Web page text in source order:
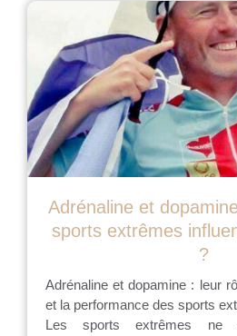
Adrénaline et
sports extrêmes
?
Adrénaline et dopamine : leur
et la performance des sports
Les sports extrêmes ne